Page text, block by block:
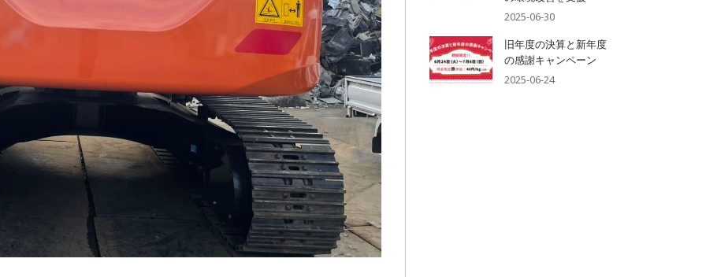
2025-06-30
旧年度の決算と新年度
の感謝キャンペーン
2025-06-24